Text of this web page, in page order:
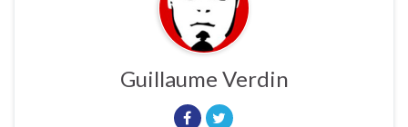
Guillaume Verdin